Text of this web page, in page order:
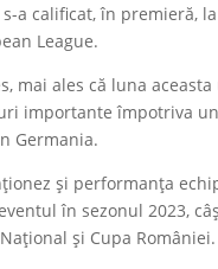
a calificat, în premieră,
League.
mai ales că luna
importante împotriva
Germania.
și performanța
în sezonul 2023,
și Cupa României.